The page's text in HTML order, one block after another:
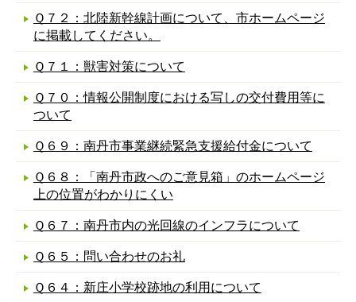
Ｑ７２：北陸新幹線計画について、市ホームページ
に掲載してください。
Ｑ７１：獣害対策について
Ｑ７０：情報公開制度における写しの交付費用等に
ついて
Ｑ６９：南丹市事業継続緊急支援給付金について
Ｑ６８：「南丹市政へのご意見箱」のホームページ
上の位置がわかりにくい
Ｑ６７：南丹市内の光回線のインフラについて
Ｑ６５：問い合わせのお礼
Ｑ６４：新庄小学校跡地の利用について